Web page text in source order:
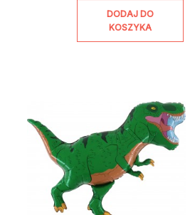
DODAJ DO
KOSZYKA